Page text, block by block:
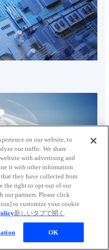
場
取り組み・活動
on our website, to
our traffic. We share
with advertising and
it with other information
they have collected from
the right to opt-out of our
our partners. Please click
to customize your cookie
新しいタブで開く
OK